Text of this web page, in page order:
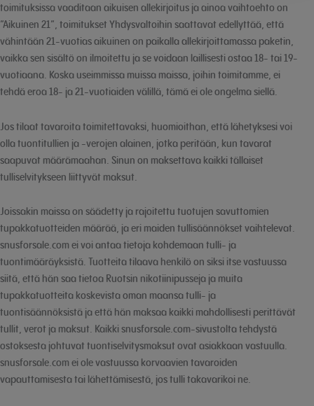
toimituksissa vaaditaan aikuisen allekirjoitus ja ainoa vaihtoehto on
”Aikuinen 21”, toimitukset Yhdysvaltoihin saattavat edellyttää, että
vähintään 21-vuotias aikuinen on paikalla allekirjoittamassa paketin,
vaikka sen sisältö on ilmoitettu ja se voidaan laillisesti ostaa 18- tai 19-
vuotiaana. Koska useimmissa muissa maissa, joihin toimitamme, ei
tehdä eroa 18- ja 21-vuotiaiden välillä, tämä ei ole ongelma siellä.
Jos tilaat tavaroita toimitettavaksi, huomioithan, että lähetyksesi voi
olla tuontitullien ja -verojen alainen, jotka peritään, kun tavarat
saapuvat määrämaahan. Sinun on maksettava kaikki tällaiset
tulliselvitykseen liittyvät maksut.
Joissakin maissa on säädetty ja rajoitettu tuotujen savuttomien
tupakkatuotteiden määrää, ja eri maiden tullisäännökset vaihtelevat.
snusforsale.com ei voi antaa tietoja kohdemaan tulli- ja
tuontimääräyksistä. Tuotteita tilaava henkilö on siksi itse vastuussa
siitä, että hän saa tietoa Ruotsin nikotiinipusseja ja muita
tupakkatuotteita koskevista oman maansa tulli- ja
tuontisäännöksistä ja että hän maksaa kaikki mahdollisesti perittävät
tullit, verot ja maksut. Kaikki snusforsale.com-sivustolta tehdystä
ostoksesta johtuvat tuontiselvitysmaksut ovat asiakkaan vastuulla.
snusforsale.com ei ole vastuussa korvaavien tavaroiden
vapauttamisesta tai lähettämisestä, jos tulli takavarikoi ne.